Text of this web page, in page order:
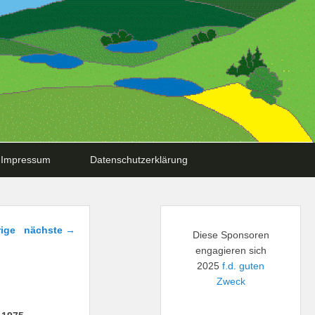
Impressum Datenschutzerklärung
nächste →
Diese Sponsoren
engagieren sich
2025 f.d. guten
Zweck